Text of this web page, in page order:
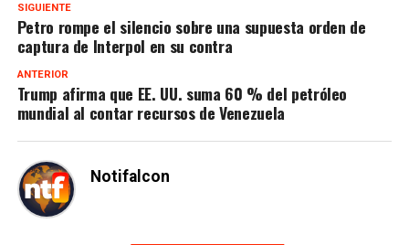
SIGUIENTE
Petro rompe el silencio sobre una supuesta orden de
captura de Interpol en su contra
ANTERIOR
Trump afirma que EE. UU. suma 60 % del petróleo
mundial al contar recursos de Venezuela
Notifalcon